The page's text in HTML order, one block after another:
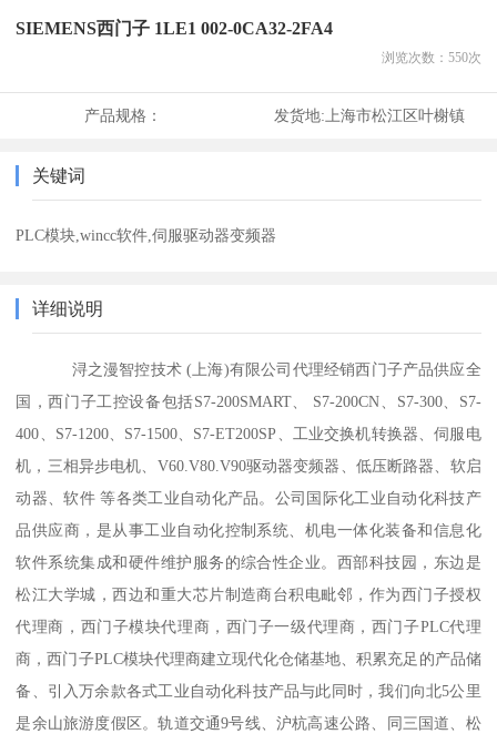
SIEMENS西门子 1LE1 002-0CA32-2FA4
浏览次数： 550次
产品规格： 发货地: 上海市松江区叶榭镇
关键词
PLC模块,wincc软件,伺服驱动器变频器
详细说明
浔之漫智控技术 (上海)有限公司代理经销西门子产品供应全
国，西门子工控设备包括S7-200SMART、 S7-200CN、S7-300、S7-
400、S7-1200、S7-1500、S7-ET200SP、工业交换机转换器、伺服电
机，三相异步电机、V60.V80.V90驱动器变频器、低压断路器、软启
动器、软件 等各类工业自动化产品。公司国际化工业自动化科技产
品供应商，是从事工业自动化控制系统、机电一体化装备和信息化
软件系统集成和硬件维护服务的综合性企业。西部科技园，东边是
松江大学城，西边和重大芯片制造商台积电毗邻，作为西门子授权
代理商，西门子模块代理商，西门子一级代理商，西门子PLC代理
商，西门子PLC模块代理商建立现代化仓储基地、积累充足的产品储
备、引入万余款各式工业自动化科技产品与此同时，我们向北5公里
是余山旅游度假区。轨道交通9号线、沪杭高速公路、同三国道、松